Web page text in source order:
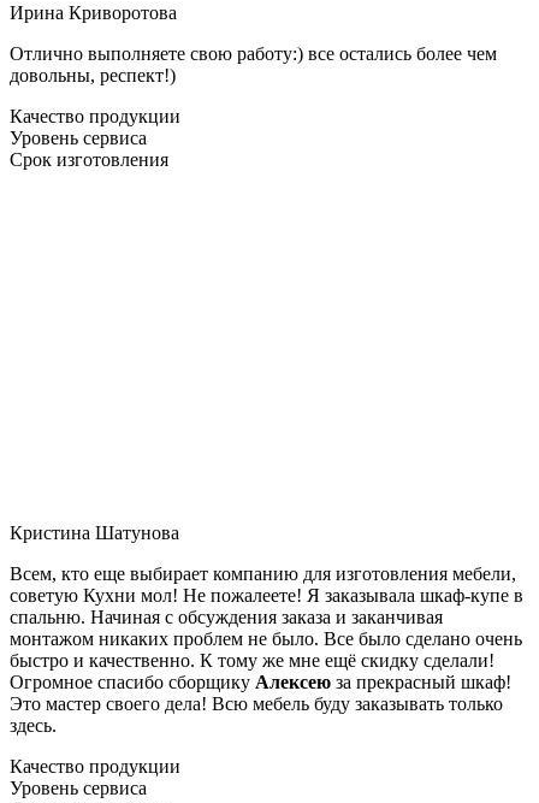
Ирина Криворотова
Отлично выполняете свою работу:) все остались более чем
довольны, респект!)
Качество продукции
Уровень сервиса
Срок изготовления
Кристина Шатунова
Всем, кто еще выбирает компанию для изготовления мебели,
советую Кухни мол! Не пожалеете! Я заказывала шкаф-купе в
спальню. Начиная с обсуждения заказа и заканчивая
монтажом никаких проблем не было. Все было сделано очень
быстро и качественно. К тому же мне ещё скидку сделали!
Огромное спасибо сборщику Алексею за прекрасный шкаф!
Это мастер своего дела! Всю мебель буду заказывать только
здесь.
Качество продукции
Уровень сервиса